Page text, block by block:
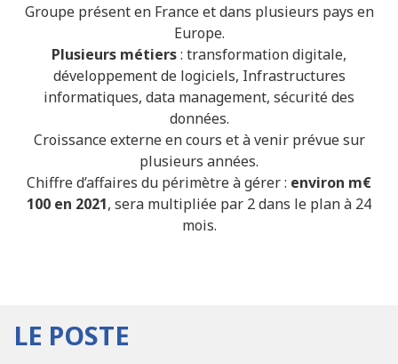
Groupe présent en France et dans plusieurs pays en
Europe.
Plusieurs métiers: transformation digitale,
développement de logiciels, Infrastructures
informatiques, data management, sécurité des
données.
Croissance externe en cours et à venir prévue sur
plusieurs années.
Chiffre d’affaires du périmètre à gérer : environ m€
100 en 2021, sera multipliée par 2 dans le plan à 24
mois.
LE POSTE